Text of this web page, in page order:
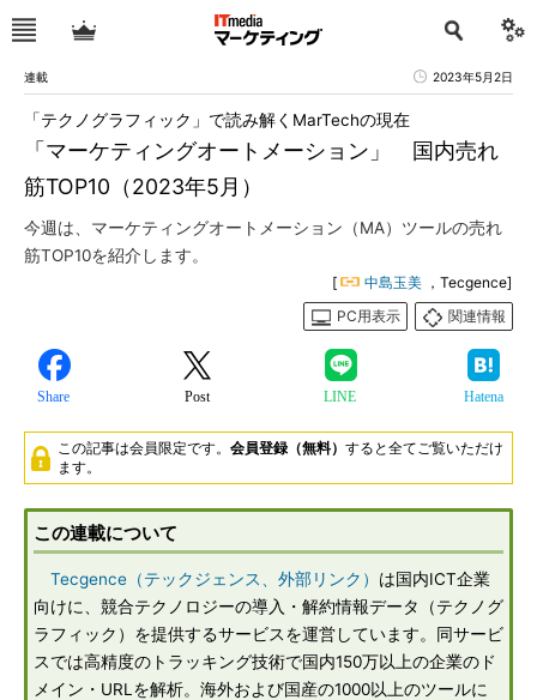
連載 2023年5月2日
「マーケティングオートメーション」 国内売れ
筋TOP10（2023年5月）
「テクノグラフィック」で読み解くMarTechの現在
今週は、マーケティングオートメーション（MA）ツールの売れ
筋TOP10を紹介します。
[ 中島玉美 ，Tecgence]
PC用表示
関連情報
Share Post LINE Hatena
この記事は会員限定です。 会員登録（無料） すると全てご覧いただけ
ます。
この連載について
Tecgence（テックジェンス、外部リンク） は国内ICT企業
向けに、競合テクノロジーの導入・解約情報データ（テクノグ
ラフィック）を提供するサービスを運営しています。同サービ
スでは高精度のトラッキング技術で国内150万以上の企業のド
メイン・URLを解析。海外および国産の1000以上のツールに